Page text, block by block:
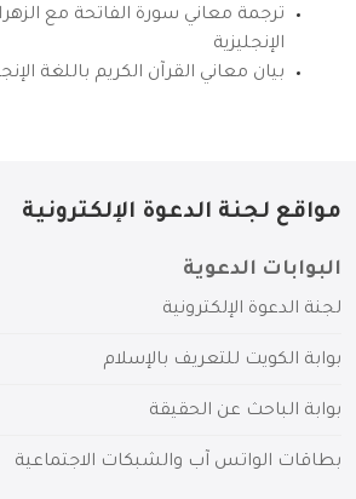
ترجمة معاني سورة الفاتحة مع
الإنجليزية
بيان معاني القرآن الكريم باللغة
مواقع لجنة الدعوة الإلكترونية
البوابات الدعوية
لجنة الدعوة الإلكترونية
بوابة الكويت للتعريف بالإسلام
بوابة الباحث عن الحقيقة
بطاقات الواتس آب والشبكات الاجتماعية